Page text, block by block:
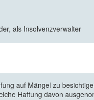
als Insolvenzverwalter
auf Mängel zu
Haftung davon